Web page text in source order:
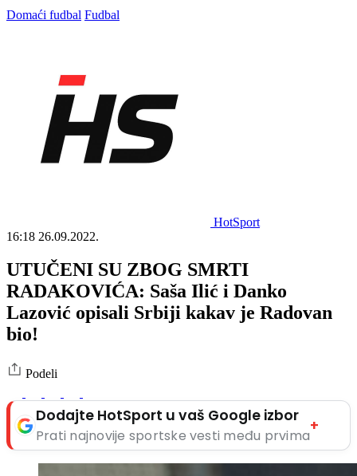
Domaći fudbal Fudbal
HotSport
16:18 26.09.2022.
UTUČENI SU ZBOG SMRTI
RADAKOVIĆA: Saša Ilić i Danko
Lazović opisali Srbiji kakav je Radovan
bio!
Podeli
Dodajte HotSport u vaš Google izbor
Prati najnovije sportske vesti među prvima
+